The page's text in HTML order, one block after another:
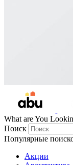
What are You
Поиск
Популярные
Акции